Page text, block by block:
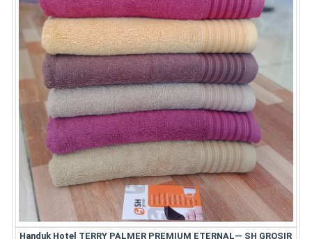
Handuk Hotel TERRY PALMER PREMIUM ETERNAL— SH GROSIR